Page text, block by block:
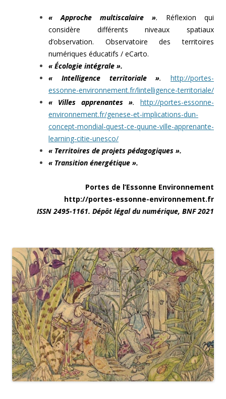
« Approche multiscalaire ». Réflexion qui
considère différents niveaux spatiaux
d’observation. Observatoire des territoires
numériques éducatifs / eCarto.
« Écologie intégrale ».
« Intelligence territoriale ».
http://portes-
essonne-environnement.fr/lintelligence-territoriale/
« Villes apprenantes ».
http://portes-essonne-
environnement.fr/genese-et-implications-dun-
concept-mondial-quest-ce-quune-ville-apprenante-
learning-citie-unesco/
« Territoires de projets pédagogiques ».
« Transition énergétique ».
Portes de l’Essonne Environnement
http://portes-essonne-environnement.fr
ISSN 2495-1161. Dépôt légal du numérique, BNF 2021